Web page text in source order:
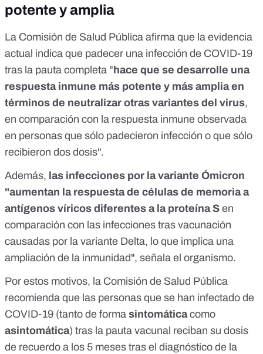
potente y amplia
La Comisión de Salud Pública afirma que la evidencia
actual indica que padecer una infección de COVID-19
tras la pauta completa " hace que se desarrolle una
respuesta inmune más potente y más amplia en
términos de neutralizar otras variantes del virus,
en comparación con la respuesta inmune observada
en personas que sólo padecieron infección o que sólo
recibieron dos dosis".
Además, las infecciones por lavariante Ómicron
"aumentan la respuesta de células de memoria a
antígenos víricos diferentes a la proteína S en
comparación con las infecciones tras vacunación
causadas por la variante Delta, lo que implica una
ampliación de la inmunidad", señala el organismo.
Por estos motivos, la Comisión de Salud Pública
recomienda que las personas que se han infectado de
COVID-19 (tanto de forma sintomáticacomo
asintomática) tras la pauta vacunal reciban su dosis
de recuerdo a los 5 meses tras el diagnóstico de la